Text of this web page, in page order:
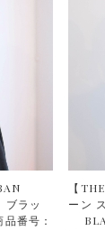
ラッ
番号：
【
ーン